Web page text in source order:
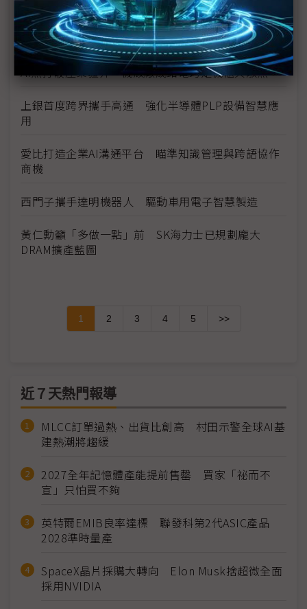
（獨家）NVIDIA AI伺服器架構散熱趨彈性 兩片式均
熱片朝「可拆卸」方向設計
AI熱打破產業疆界 機殼廠晟銘電跨足機櫃與散熱
上銀首度跨界攜手高通 強化半導體PLP設備智慧應
用
愛比打造企業AI溝通平台 瞄準知識管理與跨語協作
商機
西門子攜手達明機器人 驅動車用電子智慧製造
黃仁勳籲「多做一點」前 SK海力士已規劃龐大
DRAM擴產藍圖
1 2 3 4 5 >>
近７天熱門報導
MLCC訂單過熱、出貨比創高 村田示警全球AI基
建熱潮將趨緩
2027全年記憶體產能提前售罄 買家「祕而不
宣」只怕買不夠
英特爾EMIB良率達標 聯發科第2代ASIC產品
2028準時量產
SpaceX晶片採購大轉向 Elon Musk捨超微全面
採用NVIDIA